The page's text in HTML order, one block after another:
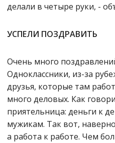
делали в четыре руки, -
УСПЕЛИ ПОЗДРАВИТЬ
Очень много
Одноклассники, из-за
друзья, которые там
много деловых. Как
приятельница: деньги к
мужикам. Так вот,
а работа к работе. Чем